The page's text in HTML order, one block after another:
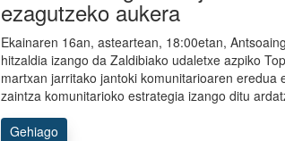
ezagutzeko aukera
Ekainaren 16an, asteartean, 18:00etan,
hitzaldia izango da Zaldibiako udaletxe azpiko
martxan jarritako jantoki komunitarioaren eredua
zaintza komunitarioko estrategia izango ditu
Gehiago